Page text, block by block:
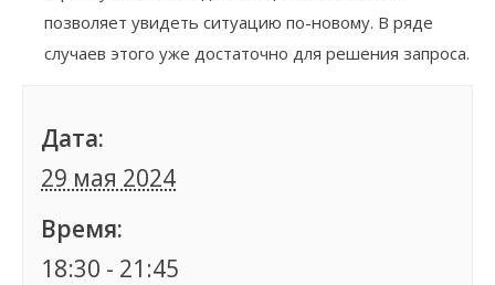
позволяет увидеть ситуацию по-новому. В ряде
случаев этого уже достаточно для решения запроса.
Дата:
29 мая 2024
Время:
18:30 - 21:45